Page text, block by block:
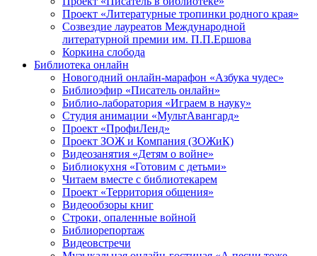
Проект «Литературные тропинки родного края»
Созвездие лауреатов Международной
литературной премии им. П.П.Ершова
Коркина слобода
Библиотека онлайн
Новогодний онлайн-марафон «Азбука чудес»
Библиоэфир «Писатель онлайн»
Библио-лаборатория «Играем в науку»
Студия анимации «МультАвангард»
Проект «ПрофиЛенд»
Проект ЗОЖ и Компания (ЗОЖиК)
Видеозанятия «Детям о войне»
Библиокухня «Готовим с детьми»
Читаем вместе с библиотекарем
Проект «Территория общения»
Видеообзоры книг
Строки, опаленные войной
Библиорепортаж
Видеовстречи